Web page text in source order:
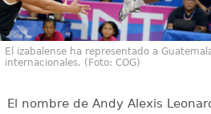
El izabalense ha representado a
internacionales. (Foto: COG)
El nombre de Andy Alexis